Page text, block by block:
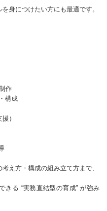
身につけたい方にも最適です。
作
構成
）
え方・構成の組み立て方まで、
きる “実務直結型の育成” が強み